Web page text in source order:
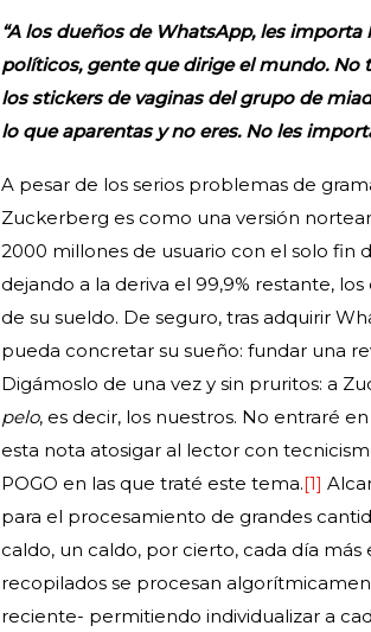
“A los dueños de WhatsApp, les
políticos, gente que dirige el mundo. No
los stickers de vaginas del grupo de
lo que aparentas y no eres. No les
A pesar de los serios problemas de
Zuckerberg es como una versión
2000 millones de usuario con el solo fin
dejando a la deriva el 99,9% restante,
de su sueldo. De seguro, tras adquirir
pueda concretar su sueño: fundar una
Digámoslo de una vez y sin pruritos: a
pelo, es decir, los nuestros. No entraré
esta nota atosigar al lector con
POGO en las que traté este tema.[1]
para el procesamiento de grandes
caldo, un caldo, por cierto, cada día
recopilados se procesan
reciente- permitiendo individualizar a